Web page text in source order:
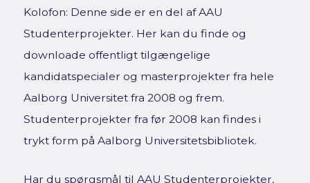
Kolofon: Denne side er en del af AAU
Studenterprojekter. Her kan du finde og
downloade offentligt tilgængelige
kandidatspecialer og masterprojekter fra hele
Aalborg Universitet fra 2008 og frem.
Studenterprojekter fra før 2008 kan findes i
trykt form på Aalborg Universitetsbibliotek.
Har du spørgsmål til AAU Studenterprojekter,